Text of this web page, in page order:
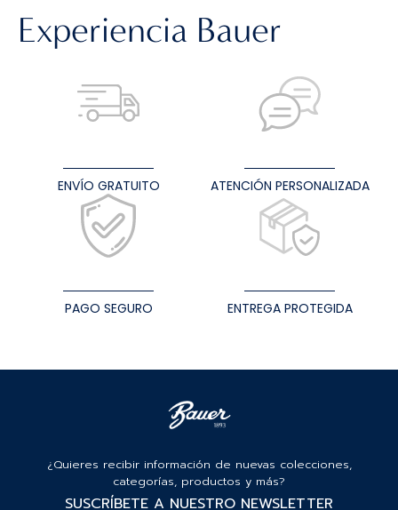
Experiencia Bauer
ENVÍO GRATUITO ATENCIÓN PERSONALIZADA
PAGO SEGURO ENTREGA PROTEGIDA
¿Quieres recibir información de nuevas colecciones,
categorías, productos y más?
SUSCRÍBETE A NUESTRO NEWSLETTER